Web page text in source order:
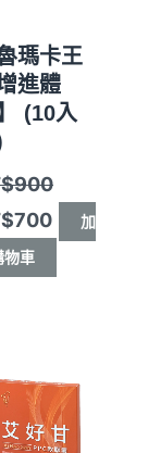
瑪卡王
增進體
(10入
900
700 加
物車
前
價
格：